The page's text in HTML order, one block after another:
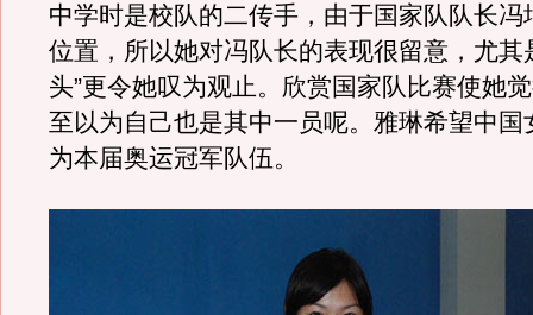
中学时是校队的二传手，由于国家队队长冯
位置，所以她对冯队长的表现很留意，尤其
头”更令她叹为观止。欣赏国家队比赛使她
至以为自己也是其中一员呢。雅琳希望中国
为本届奥运冠军队伍。